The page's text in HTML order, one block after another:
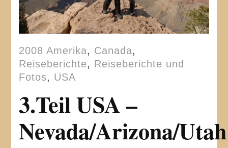
2008 Amerika, Canada,
Reiseberichte, Reiseberichte und
Fotos, USA
3.Teil USA –
Nevada/Arizona/Utah